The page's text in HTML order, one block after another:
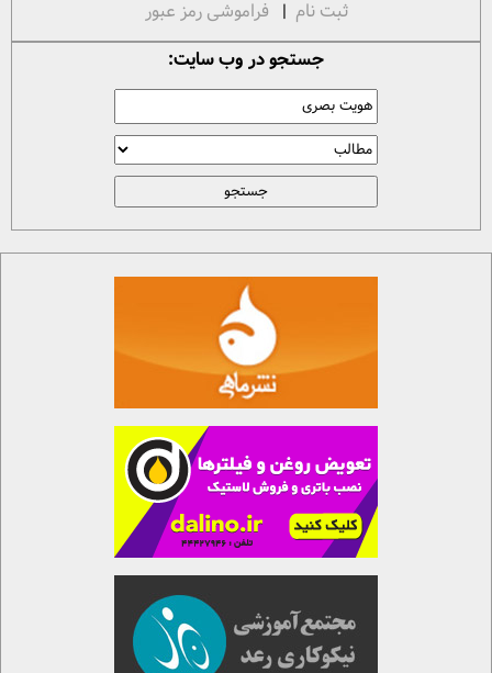
ثبت نام | فراموشی رمز عبور
جستجو در وب سایت: